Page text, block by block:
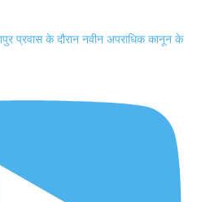
प्रवास के दौरान नवीन अपराधिक कानून के